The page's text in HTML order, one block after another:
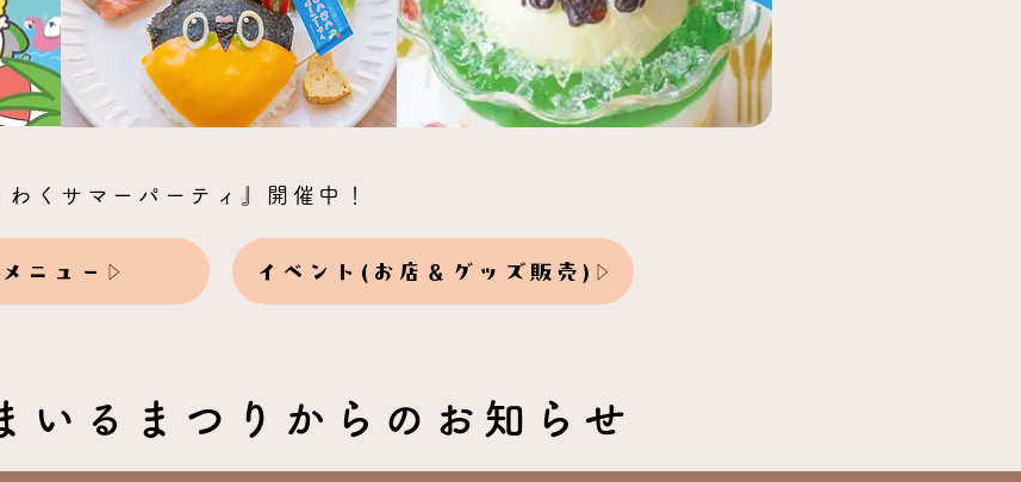
くサマーパーティ』開催中！
ニュー イベント(お店＆グッズ販売)
いるまつりからのお知らせ